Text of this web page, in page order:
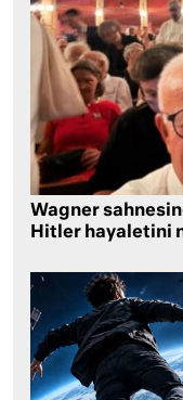
Wagner
Hitler hayaletini